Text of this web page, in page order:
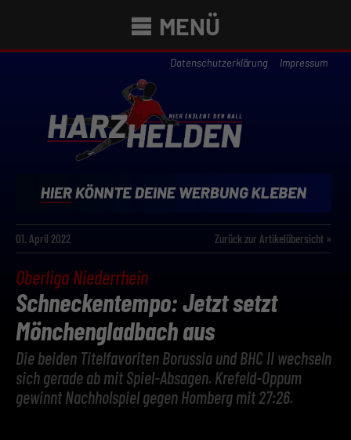
MENÜ
Datenschutzerklärung Impressum
01. April 2022 Zurück zur Artikelübersicht »
Oberliga Niederrhein
Schneckentempo: Jetzt setzt
Mönchengladbach aus
Die beiden Titelfavoriten Borussia und BHC II wechseln
sich gerade ab mit Spiel-Absagen. Krefeld-Oppum
gewinnt Nachholspiel gegen Homberg mit 27:26.